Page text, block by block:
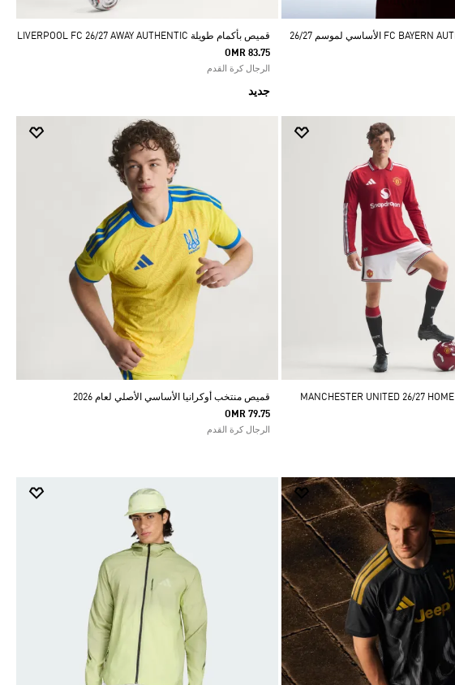
قميص بأكمام طويلة LIVERPOOL FC 26/27 AWAY AUTHENTIC
OMR 83.75
الرجال كرة القدم
جديد
قميص بأكمام طويلة MANCHESTER UNITED 26/27 HOME
قميص منتخب أوكرانيا الأساسي الأصلي لعام 2026
OMR 79.75
الرجال كرة القدم